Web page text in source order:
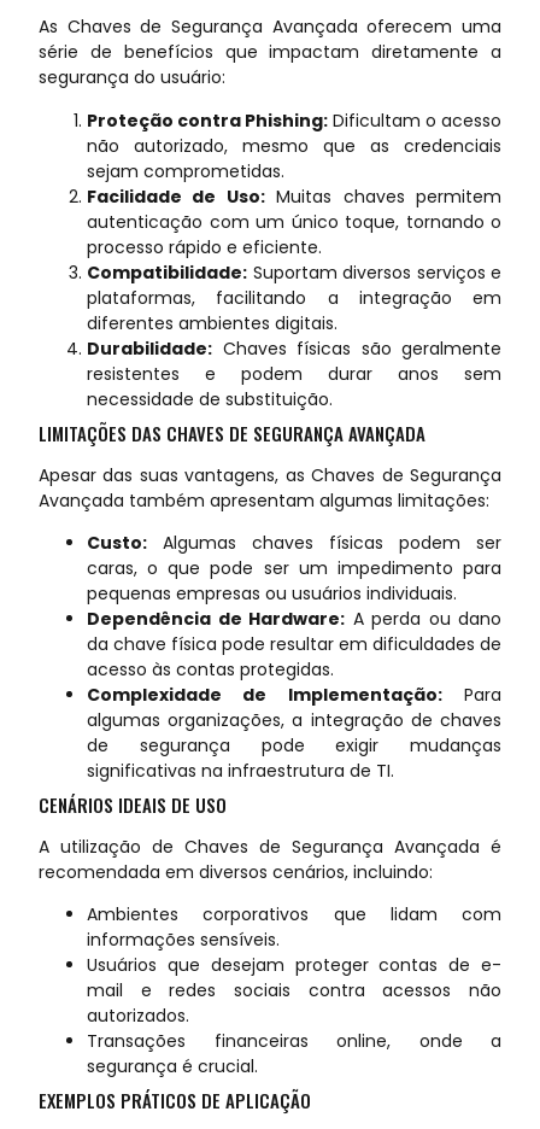
As Chaves de Segurança Avançada oferecem uma
série de benefícios que impactam diretamente a
segurança do usuário:
Proteção contra Phishing: Dificultam o acesso
não autorizado, mesmo que as credenciais
sejam comprometidas.
Facilidade de Uso:Muitas chaves permitem
autenticação com um único toque, tornando o
processo rápido e eficiente.
Compatibilidade: Suportam diversos serviços e
plataformas, facilitando a integração em
diferentes ambientes digitais.
Durabilidade: Chaves físicas são geralmente
resistentes e podem durar anos sem
necessidade de substituição.
LIMITAÇÕES DAS CHAVES DE SEGURANÇA AVANÇADA
Apesar das suas vantagens, as Chaves de Segurança
Avançada também apresentam algumas limitações:
Custo: Algumas chaves físicas podem ser
caras, o que pode ser um impedimento para
pequenas empresas ou usuários individuais.
Dependência de Hardware: A perda ou dano
da chave física pode resultar em dificuldades de
acesso às contas protegidas.
Complexidade de Implementação:Para
algumas organizações, a integração de chaves
de segurança pode exigir mudanças
significativas na infraestrutura de TI.
CENÁRIOS IDEAIS DE USO
A utilização de Chaves de Segurança Avançada é
recomendada em diversos cenários, incluindo:
Ambientes corporativos que lidam com
informações sensíveis.
Usuários que desejam proteger contas de e-
mail e redes sociais contra acessos não
autorizados.
Transações financeiras online, onde a
segurança é crucial.
EXEMPLOS PRÁTICOS DE APLICAÇÃO